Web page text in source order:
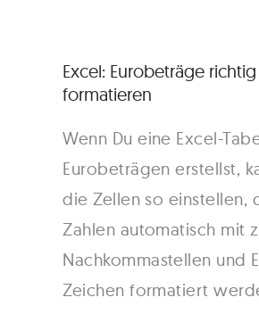
Excel: Eurobeträge richtig
formatieren
Wenn Du eine Excel-
Eurobeträgen erstellst,
die Zellen so einstellen,
Zahlen automatisch mit
Nachkommastellen und
Zeichen formatiert